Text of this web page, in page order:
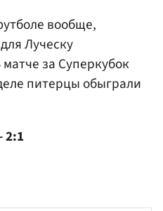
вообще,
Луческу
за Суперкубок
питерцы обыграли
2:1